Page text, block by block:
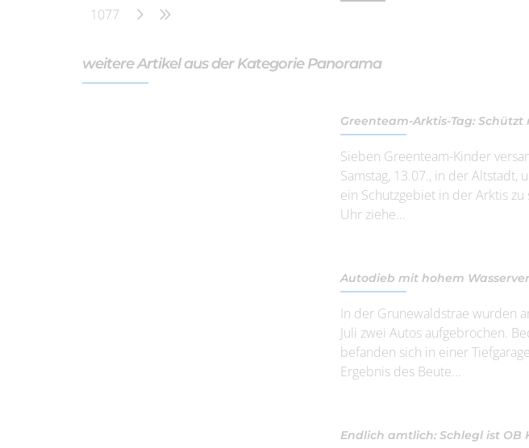
1077
weitere Artikel aus der Kategorie Panorama
Greenteam-Arktis-Tag:
Sieben Greenteam-Kinder
Samstag, 13.07., in der Altstadt,
ein Schutzgebiet in der Arktis
Uhr ziehe...
Autodieb mit hohem
In der Grunewaldstrae wurden
Juli zwei Autos aufgebrochen.
befanden sich in einer
Ergebnis des Beute...
Endlich amtlich: Schlegl ist OB